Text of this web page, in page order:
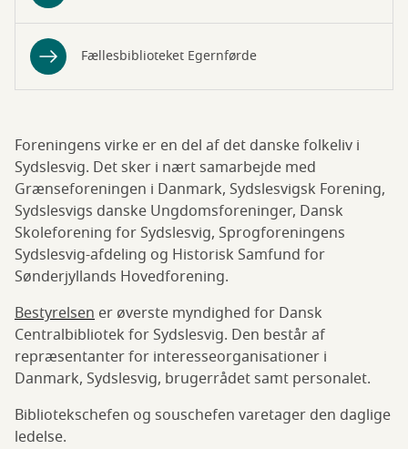
Fællesbiblioteket Egernførde
Foreningens virke er en del af det danske folkeliv i
Sydslesvig. Det sker i nært samarbejde med
Grænseforeningen i Danmark, Sydslesvigsk Forening,
Sydslesvigs danske Ungdomsforeninger, Dansk
Skoleforening for Sydslesvig, Sprogforeningens
Sydslesvig-afdeling og Historisk Samfund for
Sønderjyllands Hovedforening.
Bestyrelsen er øverste myndighed for Dansk
Centralbibliotek for Sydslesvig. Den består af
repræsentanter for interesseorganisationer i
Danmark, Sydslesvig, brugerrådet samt personalet.
Bibliotekschefen og souschefen varetager den daglige
ledelse.